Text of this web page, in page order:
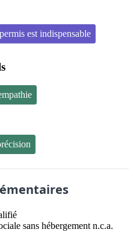
est indispensable
sans hébergement n.c.a.